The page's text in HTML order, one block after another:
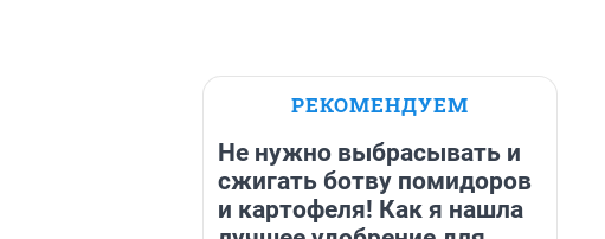
РЕКОМЕНДУЕМ
Не нужно выбрасывать и
сжигать ботву помидоров
и картофеля! Как я нашла